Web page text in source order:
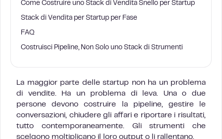
Come Costruire uno Stack di Vendita Snello per Startup
Stack di Vendita per Startup per Fase
FAQ
Costruisci Pipeline, Non Solo uno Stack di Strumenti
La maggior parte delle startup non ha un problema
di vendite. Ha un problema di leva. Una o due
persone devono costruire la pipeline, gestire le
conversazioni, chiudere gli affari e riportare i risultati,
tutto contemporaneamente. Gli strumenti che
scelgono moltiplicano il loro output o li rallentano.